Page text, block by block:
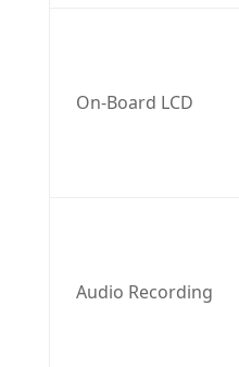
On-Board LCD
Audio Recording